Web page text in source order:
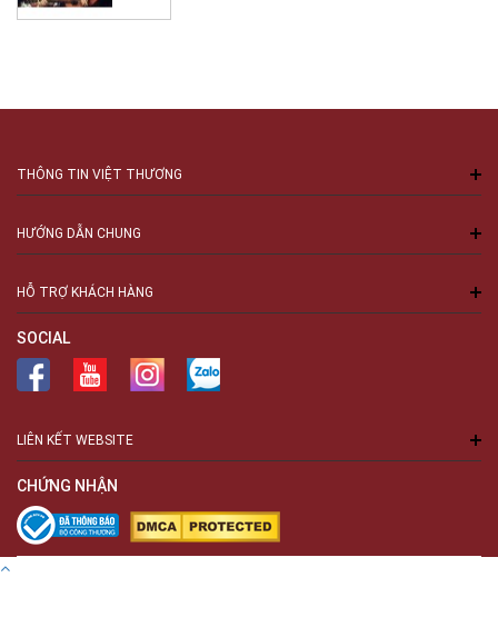
THÔNG TIN VIỆT THƯƠNG
HƯỚNG DẪN CHUNG
HỖ TRỢ KHÁCH HÀNG
SOCIAL
LIÊN KẾT WEBSITE
CHỨNG NHẬN